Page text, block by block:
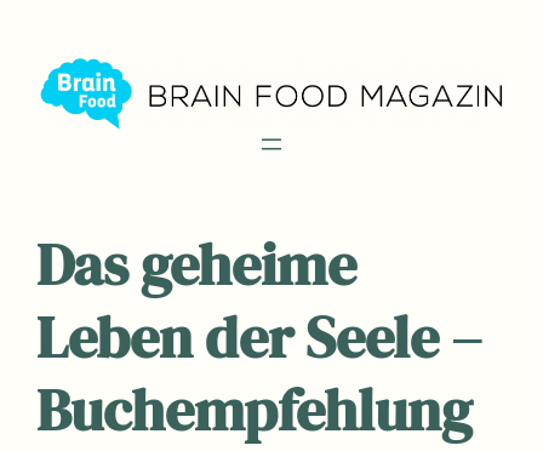
Inhalt
springen
Das geheime
Leben der Seele –
Buchempfehlung